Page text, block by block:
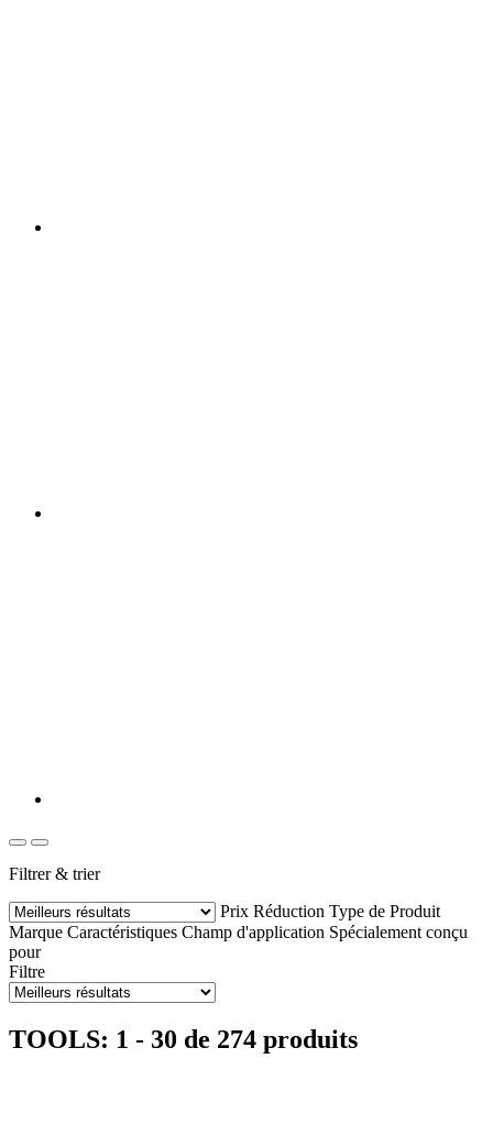
Filtrer & trier
Prix Réduction Type de Produit
Marque Caractéristiques Champ d'application Spécialement conçu
pour
Filtre
TOOLS: 1 - 30 de 274 produits